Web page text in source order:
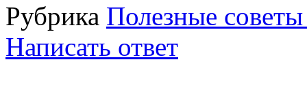
Рубрика Полезные
Написать ответ